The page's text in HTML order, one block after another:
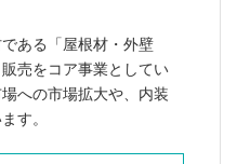
ある「屋根材・外壁
売をコア事業としてい
への市場拡大や、内装
す。